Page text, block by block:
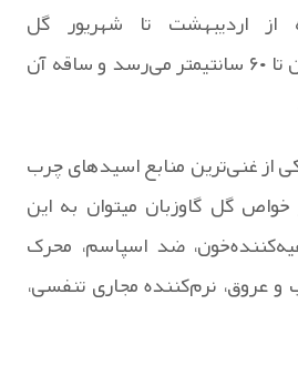
اردیبهشت تا شهریور گل
می‌دهد.ارتفاع ساقه آن تا ۶۰ سانتیمتر می‌رسد و ساقه آن
از غنی‌ترین منابع اسیدهای چرب
گل ‌گاوزبان میتوان به این
ضد اسپاسم، محرک
عروق، نرم‌کننده مجاری تنفسی،